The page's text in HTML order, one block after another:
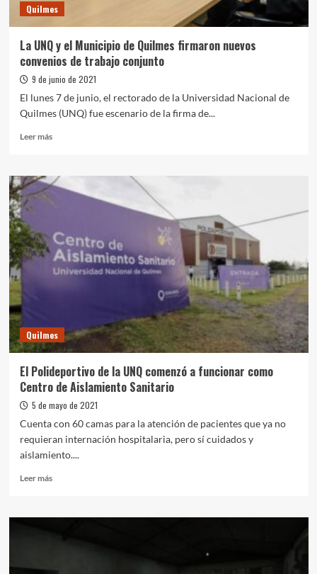
UNQ
Quilmes
La UNQ y el Municipio de Quilmes firmaron nuevos
convenios de trabajo conjunto
9 de junio de 2021
El lunes 7 de junio, el rectorado de la Universidad Nacional de
Quilmes (UNQ) fue escenario de la firma de...
Leer másLeer
La
UNQ
de
Quilmes
firmaron
conjunto
Quilmes
El Polideportivo de la UNQ comenzó a funcionar como
Centro de Aislamiento Sanitario
5 de mayo de 2021
Cuenta con 60 camas para la atención de pacientes que ya no
requieran internación hospitalaria, pero sí cuidados y
aislamiento....
Leer másLeer
El
UNQ